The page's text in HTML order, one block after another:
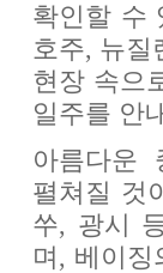
확인할 수
호주, 뉴질
현장 속으
일주를 안
아름다운
펼쳐질 것
쑤, 광시
며, 베이징